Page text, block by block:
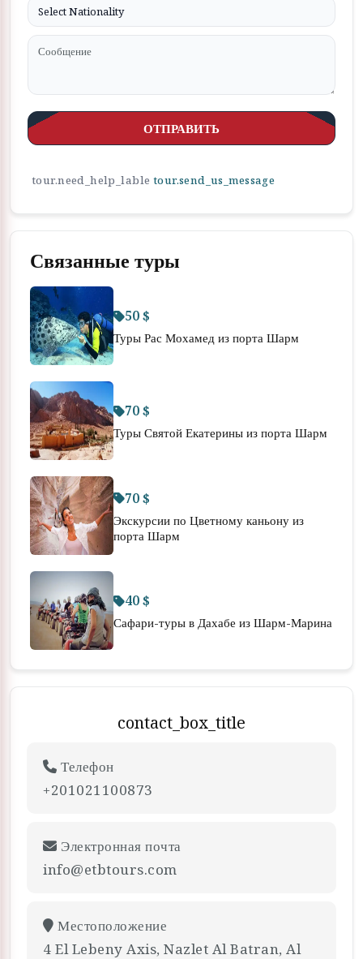
ОТПРАВИТЬ
tour.need_help_lable tour.send_us_message
Связанные туры
50 $
Туры Рас Мохамед из порта Шарм
70 $
Туры Святой Екатерины из порта Шарм
70 $
Экскурсии по Цветному каньону из
порта Шарм
40 $
Сафари-туры в Дахабе из Шарм-Марина
contact_box_title
Телефон
+201021100873
Электронная почта
info@etbtours.com
Местоположение
4 El Lebeny Axis, Nazlet Al Batran, Al